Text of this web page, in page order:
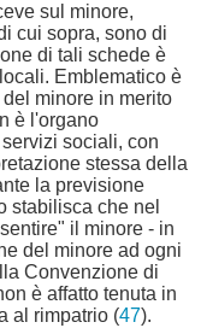
sul minore,
cui sopra, sono di
di tali schede è
Emblematico è
minore in merito
è l'organo
sociali, con
stessa della
la previsione
stabilisca che nel
il minore - in
del minore ad ogni
Convenzione di
è affatto tenuta in
al rimpatrio (47).